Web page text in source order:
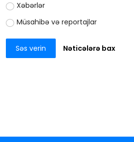
Xəbərlər
Müsahibə və reportajlar
Səs verin Nəticələrə bax